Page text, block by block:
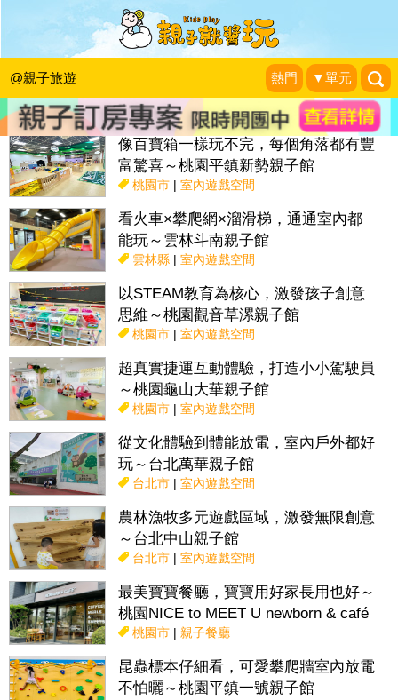
@親子旅遊 熱門 ▼單元
搜尋目前位置》
話題： 親子活動＆展覽 親子餐廳 特色國小 親子露營地
像百寶箱一樣玩不完，每個角落都有豐
富驚喜～桃園平鎮新勢親子館
桃園市| 室內遊戲空間
看火車×攀爬網×溜滑梯，通通室內都
能玩～雲林斗南親子館
雲林縣| 室內遊戲空間
以STEAM教育為核心，激發孩子創意
思維～桃園觀音草漯親子館
桃園市| 室內遊戲空間
超真實捷運互動體驗，打造小小駕駛員
～桃園龜山大華親子館
桃園市| 室內遊戲空間
從文化體驗到體能放電，室內戶外都好
玩～台北萬華親子館
台北市| 室內遊戲空間
農林漁牧多元遊戲區域，激發無限創意
～台北中山親子館
台北市| 室內遊戲空間
最美寶寶餐廳，寶寶用好家長用也好～
桃園NICE to MEET U newborn & café
桃園市| 親子餐廳
昆蟲標本仔細看，可愛攀爬牆室內放電
不怕曬～桃園平鎮一號親子館